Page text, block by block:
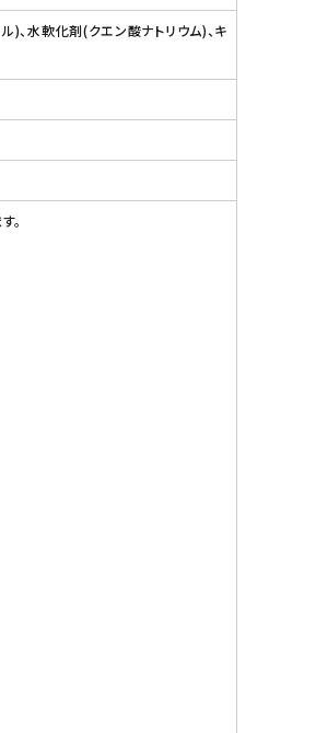
)、水軟化剤(クエン酸ナトリウム)、キ
。